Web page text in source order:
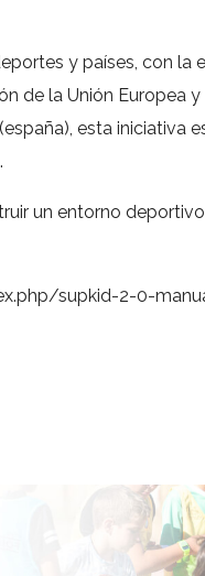
y países, con la
de la Unión Europea
esta iniciativa
un entorno
supkid-2-0-